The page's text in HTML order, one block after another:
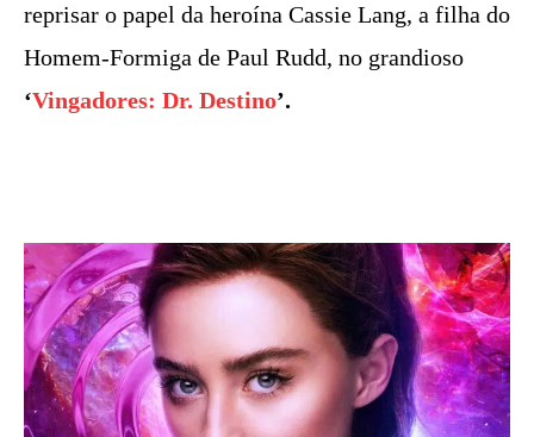
reprisar o papel da heroína Cassie Lang, a filha do
Homem-Formiga de Paul Rudd, no grandioso
‘Vingadores: Dr. Destino’.